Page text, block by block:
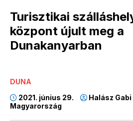
Turisztikai
központ újult meg a
Dunakanyarban
DUNA
2021. június 29.
Halász Gabi
Magyarország